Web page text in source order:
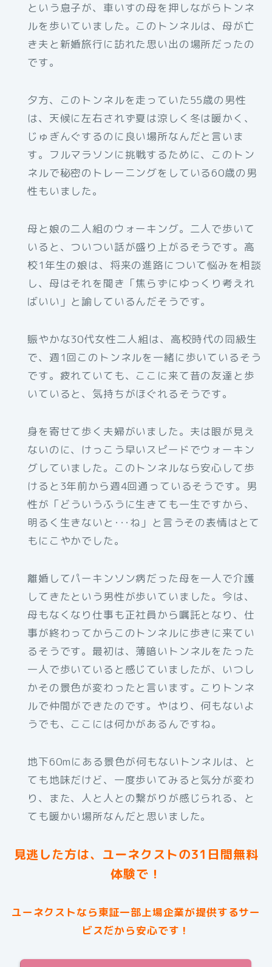
という息子が、車いすの母を押しながらトンネ
ルを歩いていました。このトンネルは、母が亡
き夫と新婚旅行に訪れた思い出の場所だったの
です。
夕方、このトンネルを走っていた55歳の男性
は、天候に左右されず夏は涼しく冬は暖かく、
じゅぎんぐするのに良い場所なんだと言いま
す。フルマラソンに挑戦するために、このトン
ネルで秘密のトレーニングをしている60歳の男
性もいました。
母と娘の二人組のウォーキング。二人で歩いて
いると、ついつい話が盛り上がるそうです。高
校1年生の娘は、将来の進路について悩みを相談
し、母はそれを聞き「焦らずにゆっくり考えれ
ばいい」と諭しているんだそうです。
賑やかな30代女性二人組は、高校時代の同級生
で、週1回このトンネルを一緒に歩いているそう
です。疲れていても、ここに来て昔の友達と歩
いていると、気持ちがほぐれるそうです。
身を寄せて歩く夫婦がいました。夫は眼が見え
ないのに、けっこう早いスピードでウォーキン
グしていました。このトンネルなら安心して歩
けると3年前から週4回通っているそうです。男
性が「どういうふうに生きても一生ですから、
明るく生きないと･･･ね」と言うその表情はとて
もにこやかでした。
離婚してパーキンソン病だった母を一人で介護
してきたという男性が歩いていました。今は、
母もなくなり仕事も正社員から嘱託となり、仕
事が終わってからこのトンネルに歩きに来てい
るそうです。最初は、薄暗いトンネルをたった
一人で歩いていると感じていましたが、いつし
かその景色が変わったと言います。こりトンネ
ルで仲間ができたのです。やはり、何もないよ
うでも、ここには何かがあるんですね。
地下60mにある景色が何もないトンネルは、と
ても地味だけど、一度歩いてみると気分が変わ
り、また、人と人との繋がりが感じられる、と
ても暖かい場所なんだと思いました。
見逃した方は、ユーネクストの31日間無料
体験で！
ユーネクストなら東証一部上場企業が提供するサー
ビスだから安心です！